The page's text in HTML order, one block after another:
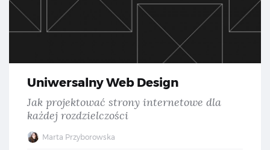
Uniwersalny Web Design
Jak projektować strony internetowe dla
każdej rozdzielczości
Marta Przyborowska